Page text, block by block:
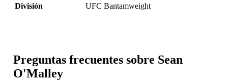
División
UFC Bantamweight
Preguntas frecuentes sobre Sean
O'Malley